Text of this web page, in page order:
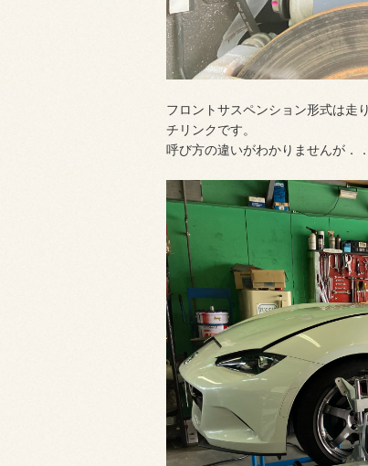
フロントサスペンション形式は走
チリンクです。
呼び方の違いがわかりませんが．．